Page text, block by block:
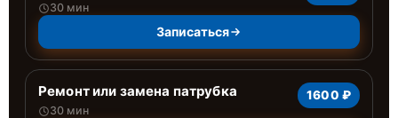
30 мин
Записаться
Ремонт или замена патрубка
30 мин
1600 ₽